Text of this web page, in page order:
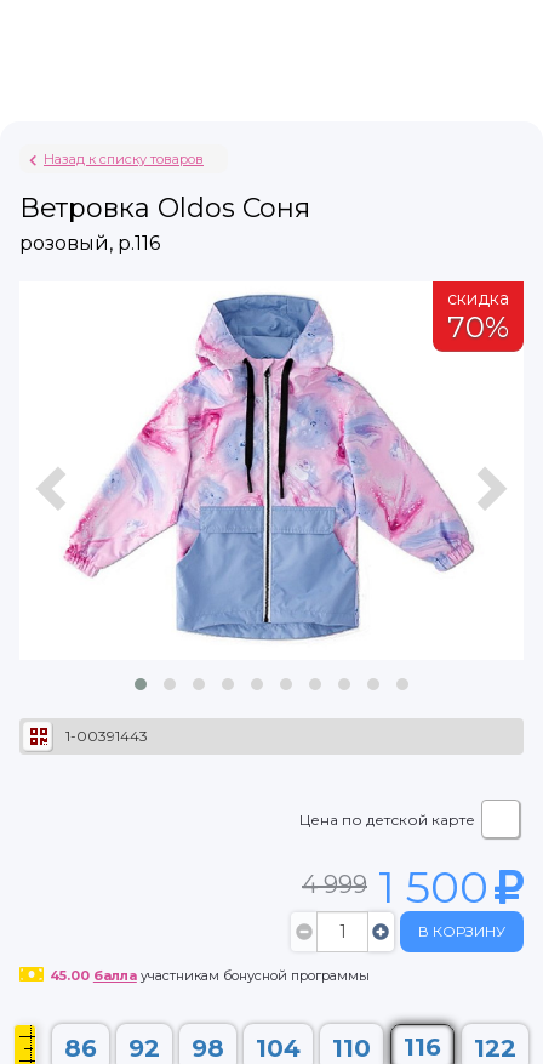
Назад к списку товаров
Ветровка Oldos Соня
розовый, р.116
скидка
70%
1-00391443
Цена по детской карте
4 999 1 500
В КОРЗИНУ
45.00 баллаучастникам бонусной программы
86 92 98 104 110 116 122